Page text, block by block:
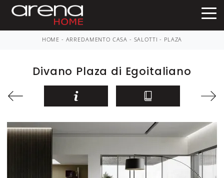
HOME - ARREDAMENTO CASA - SALOTTI - PLAZA
Divano Plaza di Egoitaliano